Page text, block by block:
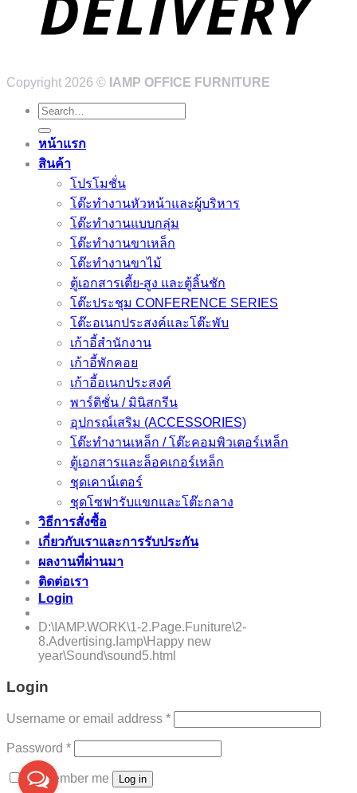
Copyright 2026 © IAMP OFFICE FURNITURE
Search
for:
หน้าแรก
สินค้า
โปรโมชั่น
โต๊ะทำงานหัวหน้าและผู้บริหาร
โต๊ะทำงานแบบกลุ่ม
โต๊ะทำงานขาเหล็ก
โต๊ะทำงานขาไม้
ตู้เอกสารเตี้ย-สูง และตู้ลิ้นชัก
โต๊ะประชุม CONFERENCE SERIES
โต๊ะอเนกประสงค์และโต๊ะพับ
เก้าอี้สำนักงาน
เก้าอี้พักคอย
เก้าอี้อเนกประสงค์
พาร์ติชั่น / มินิสกรีน
อุปกรณ์เสริม (ACCESSORIES)
โต๊ะทำงานเหล็ก / โต๊ะคอมพิวเตอร์เหล็ก
ตู้เอกสารและล็อคเกอร์เหล็ก
ชุดเคาน์เตอร์
ชุดโซฟารับแขกและโต๊ะกลาง
วิธีการสั่งซื้อ
เกี่ยวกับเราและการรับประกัน
ผลงานที่ผ่านมา
ติดต่อเรา
Login
D:\IAMP.WORK\1-2.Page.Funiture\2-
8.Advertising.Iamp\Happy new
year\Sound\sound5.html
Login
Username or email address *
Password *
Remember me Log in